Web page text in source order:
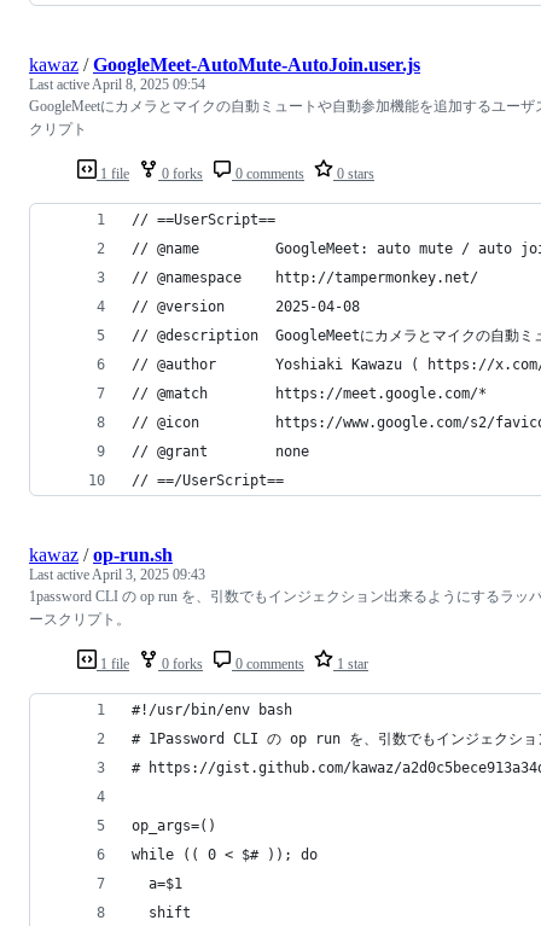
1 file 0 forks 0 comments 0 stars
kawaz /GoogleMeet-AutoMute-AutoJoin.user.js
Last activeApril 8, 2025 09:54
GoogleMeetにカメラとマイクの自動ミュートや自動参加機能を追加するユーザ
クリプト
// ==UserScript==
// @name         GoogleMeet: auto mute / auto
// @namespace    http://tampermonkey.net/
// @version      2025-04-08
// @description  GoogleMeetにカメラとマイクの自動ミュ
// @author       Yoshiaki Kawazu ( https://
// @match        https://meet.google.com/*
// @icon         https://www.google.com/s2/
// @grant        none
// ==/UserScript==
1 file 0 forks 0 comments 1 star
kawaz /op-run.sh
Last activeApril 3, 2025 09:43
1password CLI の op run を、引数でもインジェクション出来るようにするラッ
ースクリプト。
#!/usr/bin/env bash
# 1Password CLI の op run を、引数でもインジェクショ
# https://gist.github.com/kawaz/
op_args=()
while (( 0 < $# )); do
  a=$1
  shift